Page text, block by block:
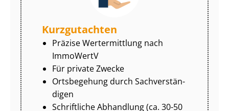
Kurzgutachten
Präzise Wertermittlung nach
ImmoWertV
Für private Zwecke
Ortsbegehung durch Sach­ver­stän­
di­gen
Schriftliche Abhandlung (ca. 30-50